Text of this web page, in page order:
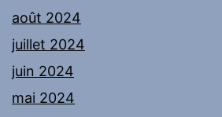
août 2024
juillet 2024
juin 2024
mai 2024